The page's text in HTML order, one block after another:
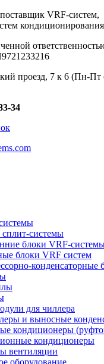
VRF-cистем,
проезд, 7 к 6 (Пн-Пт
34
системы
блоки VRF-
блоки VRF cистем
конденсаторные
для чиллера
и выносные
кондиционеры
кондиционеры
вентиляции
оборудование